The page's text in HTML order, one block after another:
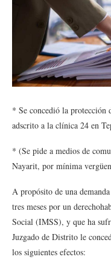
* Se concedió la protección
adscrito a la clínica 24 en
* (Se pide a medios de
Nayarit, por mínima
A propósito de una
tres meses por un
Social (IMSS), y que ha
Juzgado de Distrito le
los siguientes efectos: